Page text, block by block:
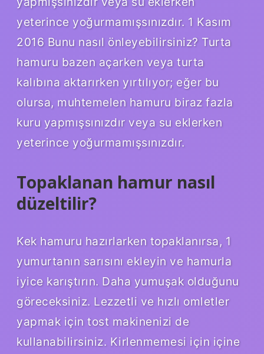
yeterince yoğurmamışsınızdır. 1 Kasım
2016 Bunu nasıl önleyebilirsiniz? Turta
hamuru bazen açarken veya turta
kalıbına aktarırken yırtılıyor; eğer bu
olursa, muhtemelen hamuru biraz fazla
kuru yapmışsınızdır veya su eklerken
yeterince yoğurmamışsınızdır.
Topaklanan hamur nasıl
düzeltilir?
Kek hamuru hazırlarken topaklanırsa, 1
yumurtanın sarısını ekleyin ve hamurla
iyice karıştırın. Daha yumuşak olduğunu
göreceksiniz. Lezzetli ve hızlı omletler
yapmak için tost makinenizi de
kullanabilirsiniz. Kirlenmemesi için içine